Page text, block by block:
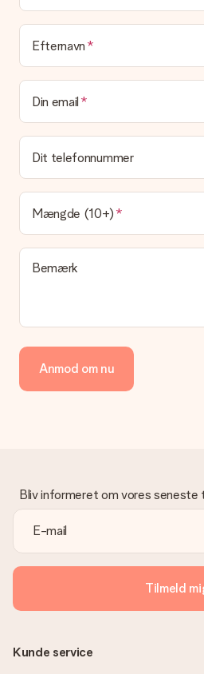
Leveringstid,
leveringsomkostninger
Kan jeg vælge en leveringsdato?
Det er ikke muligt at vælge en
Hvad er leveringstiden, og
gave?
Leveringstiden findes på gavens
at vores postfirma leverer din gave
Hvilke leveringsmuligheder kan
I øjeblikket er det ikke (endnu)
leveringsindstilling. Den gave, du
en pakke eller som postkasse
hvilken måde din ordre sendes på?
Vi tilbyder følgende
kreditkort, faktura via Klarna eller
manuel betaling overførsel, skal du
venligst vores kundeservice, de
passende løsning.
Er fakturaen sendt sammen med
Ingen faktura sendes med din
fakturaen i bekræftelsesemailen,
MySurprise-konto. Det betyder at
direkte til modtageren, hvilket gør
overraskelse!
Efternavn
Din email
Dit telefonnummer
Mængde (10+)
Bemærk
Anmod om nu
Bliv informeret om vores seneste
Tilmeld
Kunde service